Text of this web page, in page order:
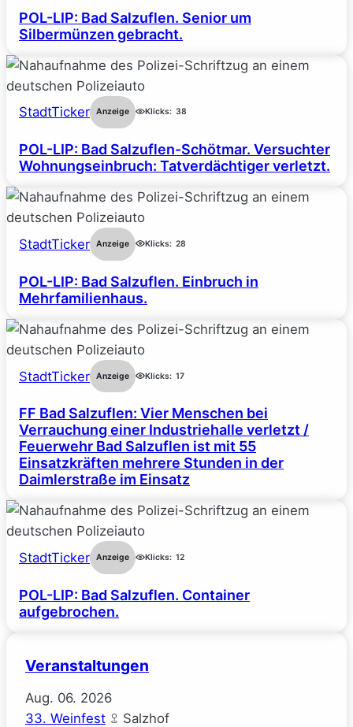
POL-LIP: Bad Salzuflen. Senior um
Silbermünzen gebracht.
StadtTicker Anzeige Klicks: 38
POL-LIP: Bad Salzuflen-Schötmar. Versuchter
Wohnungseinbruch: Tatverdächtiger verletzt.
StadtTicker Anzeige Klicks: 28
POL-LIP: Bad Salzuflen. Einbruch in
Mehrfamilienhaus.
StadtTicker Anzeige Klicks: 17
FF Bad Salzuflen: Vier Menschen bei
Verrauchung einer Industriehalle verletzt /
Feuerwehr Bad Salzuflen ist mit 55
Einsatzkräften mehrere Stunden in der
Daimlerstraße im Einsatz
StadtTicker Anzeige Klicks: 12
POL-LIP: Bad Salzuflen. Container
aufgebrochen.
Veranstaltungen
Aug. 06. 2026
33. Weinfest
Salzhof